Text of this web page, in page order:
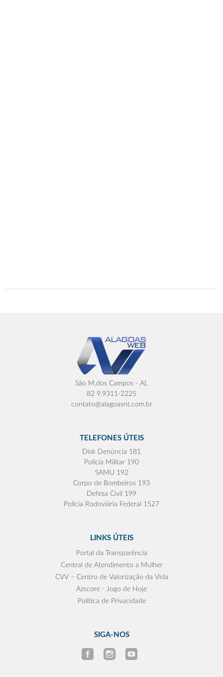
São M.dos Campos - AL
82 9.9311-2225
contato@alagoasnt.com.br
TELEFONES ÚTEIS
Disk Denúncia 181
Polícia Militar 190
SAMU 192
Corpo de Bombeiros 193
Defesa Civil 199
Polícia Rodoviária Federal 1527
LINKS ÚTEIS
Portal da Transparência
Central de Atendimento a Mulher
CVV – Centro de Valorização da Vida
Azscore - Jogo de Hoje
Política de Privacidade
SIGA-NOS